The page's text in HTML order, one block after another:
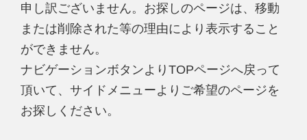
申し訳ございません。お探しのページは、移動
または削除された等の理由により表示すること
ができません。
ナビゲーションボタンよりTOPページへ戻って
頂いて、サイドメニューよりご希望のページを
お探しください。